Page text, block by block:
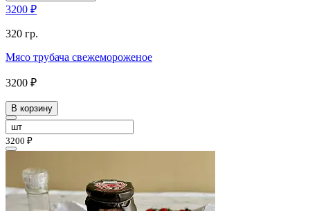
3200 ₽
320 гр.
Мясо трубача свежемороженое
3200 ₽
В корзину
3200 ₽